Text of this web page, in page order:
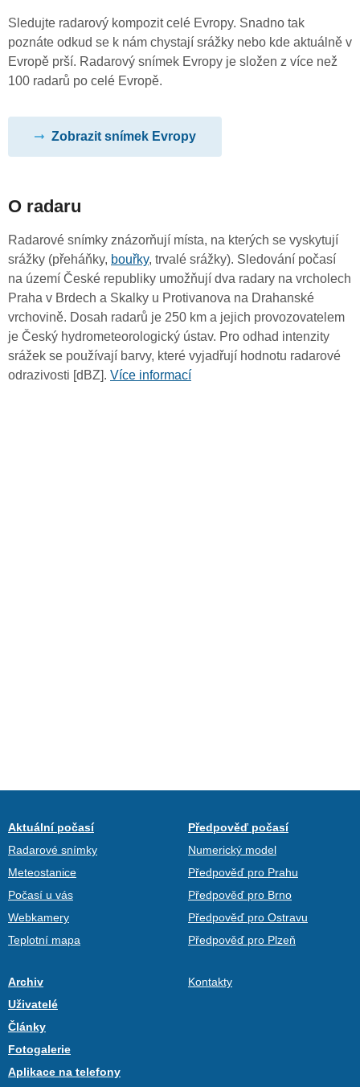
Sledujte radarový kompozit celé Evropy. Snadno tak
poznáte odkud se k nám chystají srážky nebo kde aktuálně v
Evropě prší. Radarový snímek Evropy je složen z více než
100 radarů po celé Evropě.
Zobrazit snímek Evropy
O radaru
Radarové snímky znázorňují místa, na kterých se vyskytují
srážky (přeháňky, bouřky, trvalé srážky). Sledování počasí
na území České republiky umožňují dva radary na vrcholech
Praha v Brdech a Skalky u Protivanova na Drahanské
vrchovině. Dosah radarů je 250 km a jejich provozovatelem
je Český hydrometeorologický ústav. Pro odhad intenzity
srážek se používají barvy, které vyjadřují hodnotu radarové
odrazivosti [dBZ]. Více informací
Aktuální počasí
Radarové snímky
Meteostanice
Počasí u vás
Webkamery
Teplotní mapa
Předpověď počasí
Numerický model
Předpověď pro Prahu
Předpověď pro Brno
Předpověď pro Ostravu
Předpověď pro Plzeň
Archiv
Uživatelé
Články
Fotogalerie
Aplikace na telefony
Kontakty